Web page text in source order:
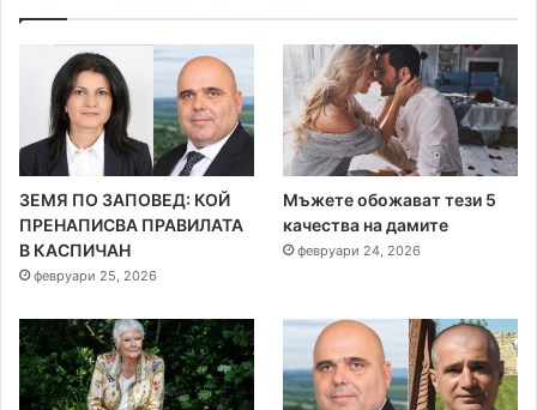
ЗЕМЯ ПО ЗАПОВЕД: КОЙ
ПРЕНАПИСВА ПРАВИЛАТА
В КАСПИЧАН
февруари 25, 2026
Мъжете обожават тези 5
качества на дамите
февруари 24, 2026